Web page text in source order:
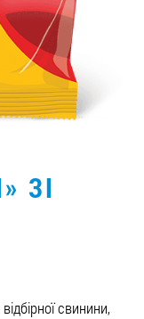
ЗІ
свинини,